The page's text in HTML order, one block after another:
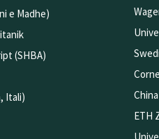
e Madhe)
(SHBA)
Itali)
ETH